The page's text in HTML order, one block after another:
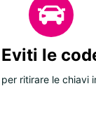
Eviti le
ritirare le chiavi